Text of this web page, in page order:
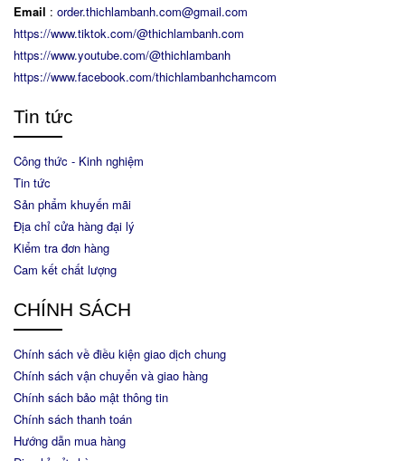
Email : order.thichlambanh.com@gmail.com
https://www.tiktok.com/@thichlambanh.com
https://www.youtube.com/@thichlambanh
https://www.facebook.com/thichlambanhchamcom
Tin tức
Công thức - Kinh nghiệm
Tin tức
Sản phẩm khuyến mãi
Địa chỉ cửa hàng đại lý
Kiểm tra đơn hàng
Cam kết chất lượng
CHÍNH SÁCH
Chính sách về điều kiện giao dịch chung
Chính sách vận chuyển và giao hàng
Chính sách bảo mật thông tin
Chính sách thanh toán
Hướng dẫn mua hàng